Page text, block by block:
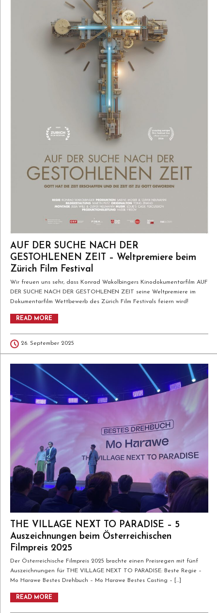
AUF DER SUCHE NACH DER
GESTOHLENEN ZEIT – Weltpremiere beim
Zürich Film Festival
Wir freuen uns sehr, dass Konrad Wakolbingers Kinodokumentarfilm AUF
DER SUCHE NACH DER GESTOHLENEN ZEIT seine Weltpremiere im
Dokumentarfilm Wettbewerb des Zürich Film Festivals feiern wird!
READ MORE
26. September 2025
THE VILLAGE NEXT TO PARADISE – 5
Auszeichnungen beim Österreichischen
Filmpreis 2025
Der Österreichische Filmpreis 2025 brachte einen Preisregen mit fünf
Auszeichnungen für THE VILLAGE NEXT TO PARADISE: Beste Regie –
Mo Harawe Bestes Drehbuch – Mo Harawe Bestes Casting – […]
READ MORE